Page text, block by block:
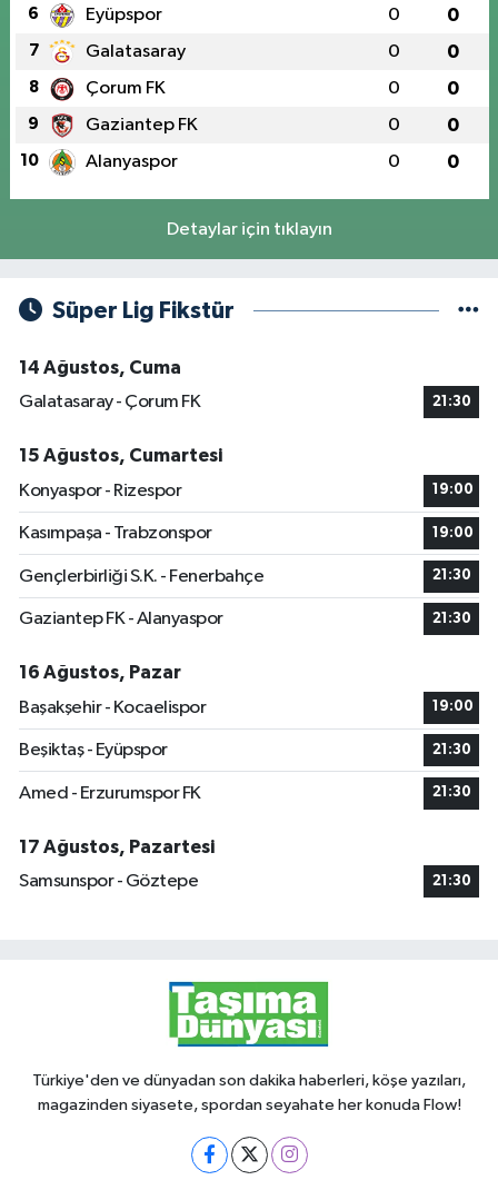
6 Eyüpspor 0 0
7 Galatasaray 0 0
8 Çorum FK 0 0
9 Gaziantep FK 0 0
10 Alanyaspor 0 0
Detaylar için tıklayın
Süper Lig Fikstür
14 Ağustos, Cuma
Galatasaray - Çorum FK
21:30
15 Ağustos, Cumartesi
Konyaspor - Rizespor
19:00
Kasımpaşa - Trabzonspor 19:00
Gençlerbirliği S.K. - Fenerbahçe 21:30
Gaziantep FK - Alanyaspor 21:30
16 Ağustos, Pazar
Başakşehir - Kocaelispor
19:00
Beşiktaş - Eyüpspor 21:30
Amed - Erzurumspor FK 21:30
17 Ağustos, Pazartesi
Samsunspor - Göztepe
21:30
Türkiye'den ve dünyadan son dakika haberleri, köşe yazıları,
magazinden siyasete, spordan seyahate her konuda Flow!